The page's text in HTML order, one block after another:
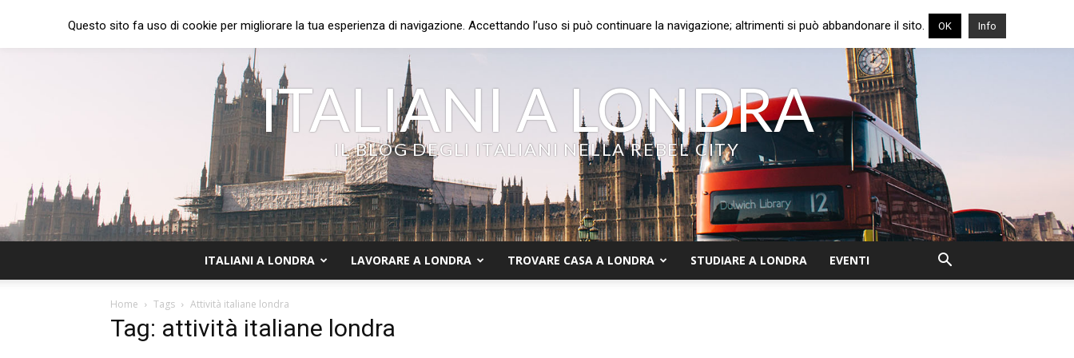
ITALIANI A LONDRA
IL BLOG DEGLI ITALIANI NELLA REBEL CITY
ITALIANI A LONDRA LAVORARE A LONDRA TROVARE CASA A LONDRA STUDIARE A LONDRA EVENTI
Home Tags Attività italiane londra
Tag: attività italiane londra
Questo sito fa uso di cookie per migliorare la tua esperienza di navigazione. Accettando l’uso si può continuare la navigazione; altrimenti si può abbandonare il sito. OK Info